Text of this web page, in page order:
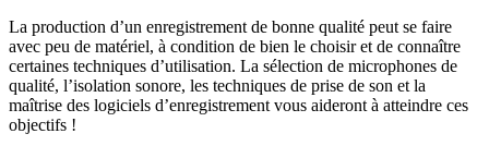
La production d’un enregistrement de bonne qualité peut se faire
avec peu de matériel, à condition de bien le choisir et de connaître
certaines techniques d’utilisation. La sélection de microphones de
qualité, l’isolation sonore, les techniques de prise de son et la
maîtrise des logiciels d’enregistrement vous aideront à atteindre ces
objectifs !